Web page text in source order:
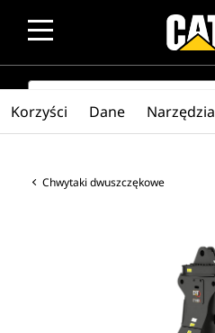
SEARCH
Chwytaki dwuszczękowe
Korzyści Dane Narzędzia